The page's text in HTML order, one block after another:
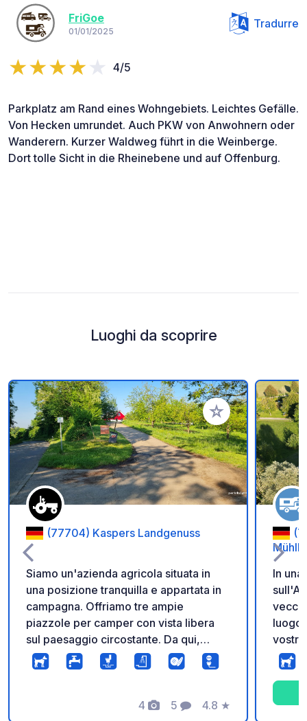
FriGoe
01/01/2025
Tradurre
4/5
Parkplatz am Rand eines Wohngebiets. Leichtes Gefälle.
Von Hecken umrundet. Auch PKW von Anwohnern oder
Wanderern. Kurzer Waldweg führt in die Weinberge.
Dort tolle Sicht in die Rheinebene und auf Offenburg.
Luoghi da scoprire
Aggiungi ai tuoi
(77704) Kaspers Landgenuss
Siamo un'azienda agricola situata in
una posizione tranquilla e appartata in
campagna. Offriamo tre ampie
piazzole per camper con vista libera
sul paesaggio circostante. Da qui,
potrete ammirare il villaggio, la Foresta
Nera, i Vosgi e, nelle giornate limpide,
trovano proprio accanto alla nostra
4
Foto
5
Commenti
4.8
Valutazione
★
In
luogo